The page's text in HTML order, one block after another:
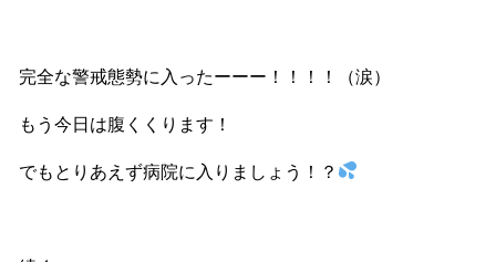
完全な警戒態勢に入ったーーー！！！！（涙）
もう今日は腹くくります！
でもとりあえず病院に入りましょう！？